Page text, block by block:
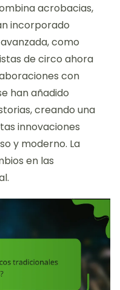
acrobacias,
incorporado
como
de circo ahora
con
han añadido
creando una
innovaciones
y moderno. La
en las